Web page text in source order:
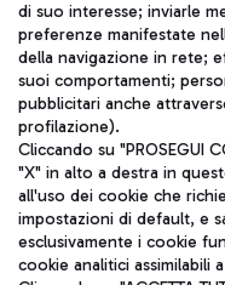
Aeroporti di Roma S.p.A.
di suo interesse; inviarle
preferenze manifestate
della navigazione in rete;
suoi comportamenti;
pubblicitari anche
profilazione).
Cliccando su "PROSEGUI
"X" in alto a destra in
all'uso dei cookie che
impostazioni di default, e
esclusivamente i cookie
cookie analitici assimilabili